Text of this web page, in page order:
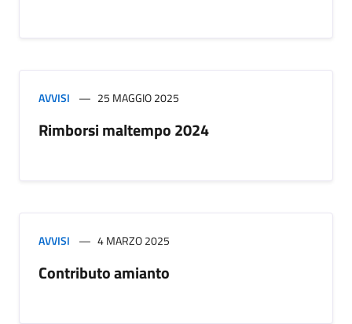
AVVISI 25 MAGGIO 2025
Rimborsi maltempo 2024
AVVISI 4 MARZO 2025
Contributo amianto